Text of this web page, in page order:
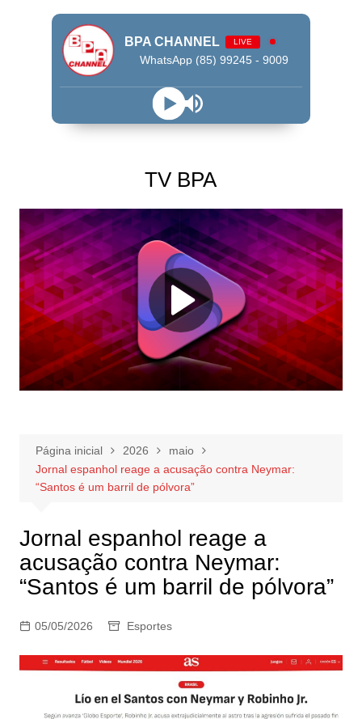
BPA CHANNEL LIVE
WhatsApp (85) 99245 - 9009
TV BPA
Página inicial 2026
maio
Jornal espanhol reage a acusação contra Neymar:
“Santos é um barril de pólvora”
Jornal espanhol reage a
acusação contra Neymar:
“Santos é um barril de pólvora”
05/05/2026 Esportes